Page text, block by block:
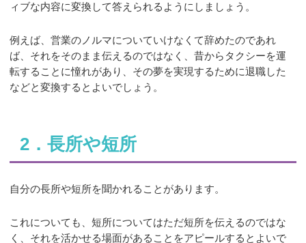
ィブな内容に変換して答えられるようにしましょう。
例えば、営業のノルマについていけなくて辞めたのであれ
ば、それをそのまま伝えるのではなく、昔からタクシーを運
転することに憧れがあり、その夢を実現するために退職した
などと変換するとよいでしょう。
2．長所や短所
自分の長所や短所を聞かれることがあります。
これについても、短所についてはただ短所を伝えるのではな
く、それを活かせる場面があることをアピールするとよいで